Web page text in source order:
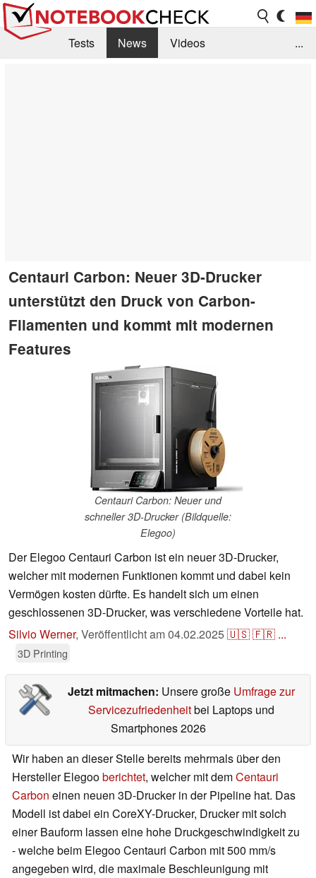
Tests News
Videos
...
Centauri Carbon: Neuer 3D-Drucker
unterstützt den Druck von Carbon-
Filamenten und kommt mit modernen
Features
Centauri Carbon: Neuer und
schneller 3D-Drucker (Bildquelle:
Elegoo)
Der Elegoo Centauri Carbon ist ein neuer 3D-Drucker,
welcher mit modernen Funktionen kommt und dabei kein
Vermögen kosten dürfte. Es handelt sich um einen
geschlossenen 3D-Drucker, was verschiedene Vorteile hat.
Silvio Werner, Veröffentlicht am04.02.2025🇺🇸🇫🇷 ...
3D Printing
Jetzt mitmachen: Unsere große Umfrage zur
Servicezufriedenheitbei Laptops und
Smartphones 2026
Wir haben an dieser Stelle bereits mehrmals über den
Hersteller Elegooberichtet, welcher mit demCentauri
Carbon einen neuen 3D-Drucker in der Pipeline hat. Das
Modell ist dabei ein CoreXY-Drucker, Drucker mit solch
einer Bauform lassen eine hohe Druckgeschwindigkeit zu
- welche beim Elegoo Centauri Carbon mit 500 mm/s
angegeben wird, die maximale Beschleunigung mit